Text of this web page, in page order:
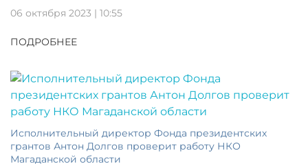
06 октября 2023 | 10:55
ПОДРОБНЕЕ
Исполнительный директор Фонда президентских
грантов Антон Долгов проверит работу НКО
Магаданской области